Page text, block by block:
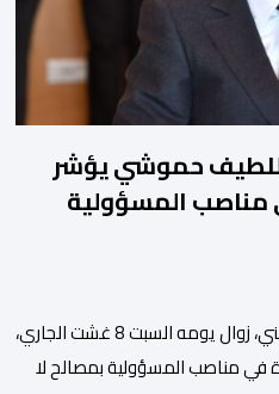
عبد اللطيف حموشي يؤشر
في مناصب المسؤولية
أعلنت المديرية العامة للأمن الوطني، زوال يومه السبت 8 غشت الجاري،
في مناصب المسؤولية بمصالح لا